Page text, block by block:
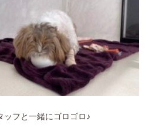
ッフと一緒にゴロゴロ♪